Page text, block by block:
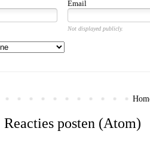
Email
Not displayed publicly.
Reacties posten (Atom)